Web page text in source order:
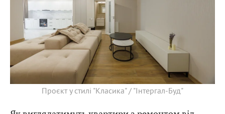
Проєкт у стилі "Класика" / "Інтергал-Буд"